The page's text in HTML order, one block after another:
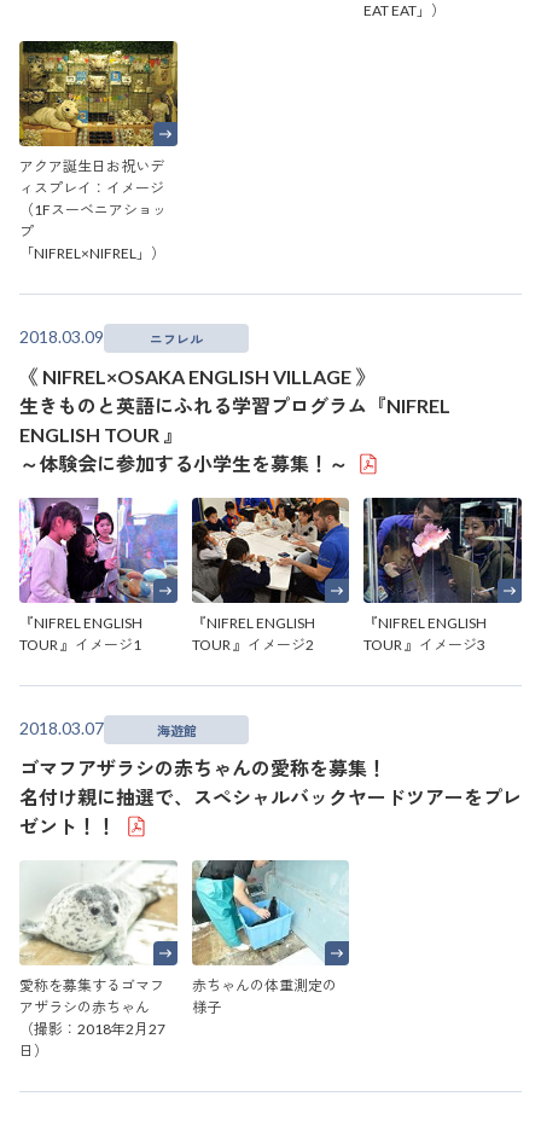
EAT EAT」）
アクア誕生日お祝いデ
ィスプレイ：イメージ
（1Fスーベニアショッ
プ
「NIFREL×NIFREL」）
2018.03.09 ニフレル
《 NIFREL×OSAKA ENGLISH VILLAGE 》
生きものと英語にふれる学習プログラム『NIFREL
ENGLISH TOUR 』
～体験会に参加する小学生を募集！～
『NIFREL ENGLISH
TOUR 』イメージ1
『NIFREL ENGLISH
TOUR 』イメージ2
『NIFREL ENGLISH
TOUR 』イメージ3
2018.03.07 海遊館
ゴマフアザラシの赤ちゃんの愛称を募集！
名付け親に抽選で、スペシャルバックヤードツアーをプレ
ゼント！！
愛称を募集するゴマフ
アザラシの赤ちゃん
（撮影：2018年2月27
日）
赤ちゃんの体重測定の
様子